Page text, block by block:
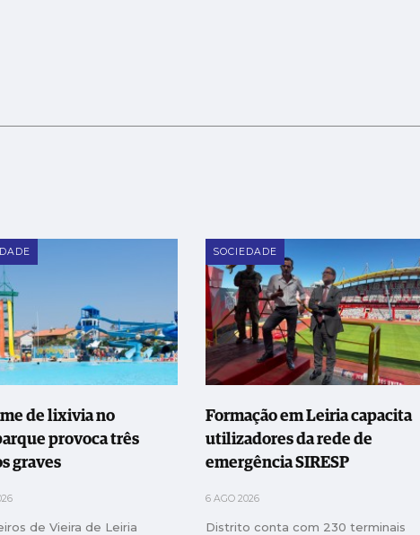
de lixivia no
provoca três
graves
de Vieira de Leiria
SOCIEDADE
Formação em Leiria capacita
utilizadores da rede de
emergência SIRESP
6 AGO 2026
Distrito conta com 230 terminais